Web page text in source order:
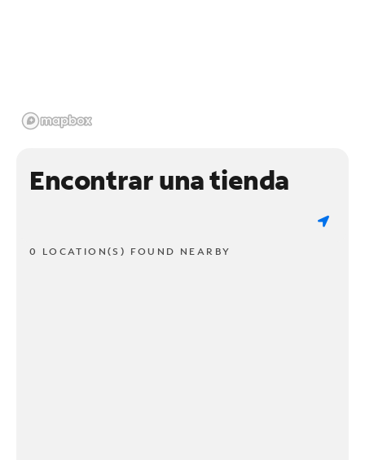
Encontrar una tienda
0 LOCATION(S) FOUND NEARBY